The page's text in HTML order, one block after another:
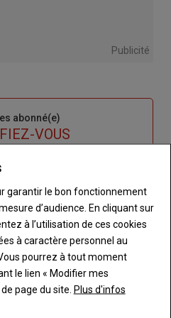
Publicité
abonné(e)
VOUS
compte pour profiter
compte
mot de passe
connecte
garantir le bon fonctionnement
d’audience. En cliquant sur
à l’utilisation de ces cookies
à caractère personnel au
pourrez à tout moment
le lien « Modifier mes
page du site. Plus d'infos